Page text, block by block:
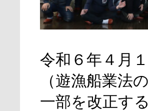
令和６年４月
（遊漁船業法
一部を改正す